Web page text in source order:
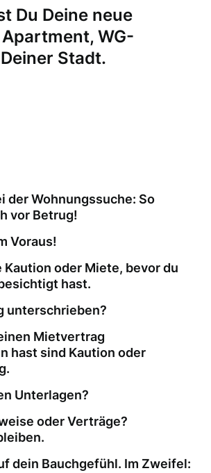
Du Deine neue
WG-
Stadt.
der Wohnungssuche: So
vor Betrug!
Voraus!
Kaution oder Miete, bevor du
hast.
unterschrieben?
Mietvertrag
hast sind Kaution oder
Unterlagen?
oder Verträge?
dein Bauchgefühl. Im Zweifel: